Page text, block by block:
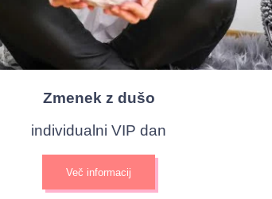
Zmenek z dušo
individualni VIP dan
Več informacij